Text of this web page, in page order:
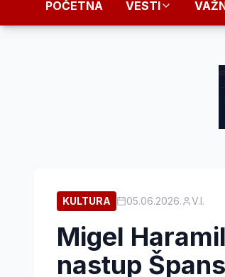
POČETNA VESTI
KULTURA 05.06.2026. V.I.
Migel
nastup